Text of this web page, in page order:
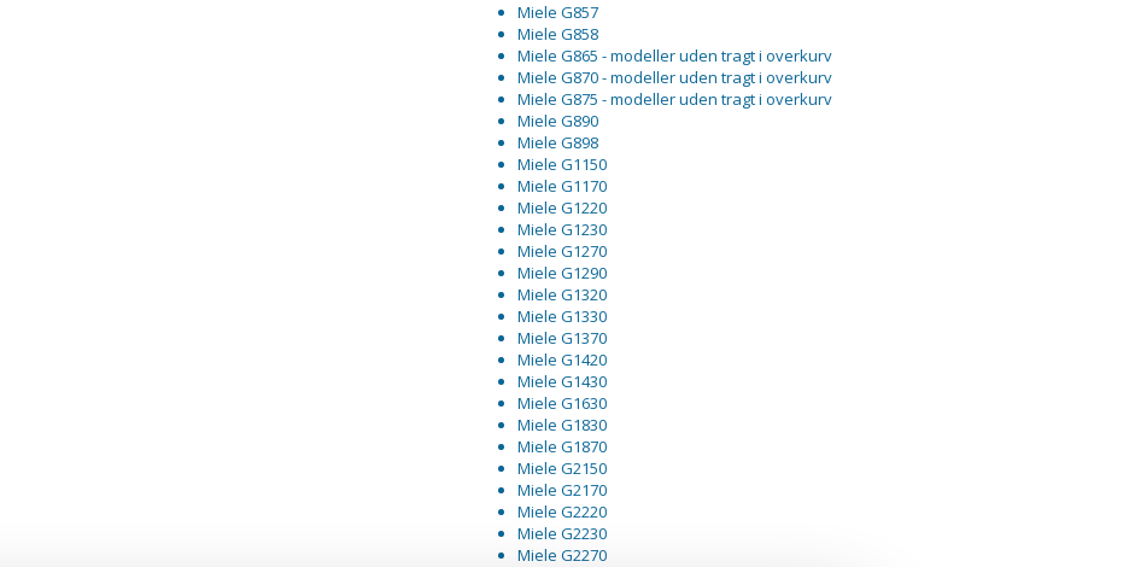
Miele G857
Miele G858
Miele G865 - modeller uden tragt i overkurv
Miele G870 - modeller uden tragt i overkurv
Miele G875 - modeller uden tragt i overkurv
Miele G890
Miele G898
Miele G1150
Miele G1170
Miele G1220
Miele G1230
Miele G1270
Miele G1290
Miele G1320
Miele G1330
Miele G1370
Miele G1420
Miele G1430
Miele G1630
Miele G1830
Miele G1870
Miele G2150
Miele G2170
Miele G2220
Miele G2230
Miele G2270